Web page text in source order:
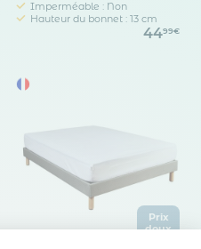
Imperméable : Non
Hauteur du bonnet : 13 cm
4499€
Prix
doux